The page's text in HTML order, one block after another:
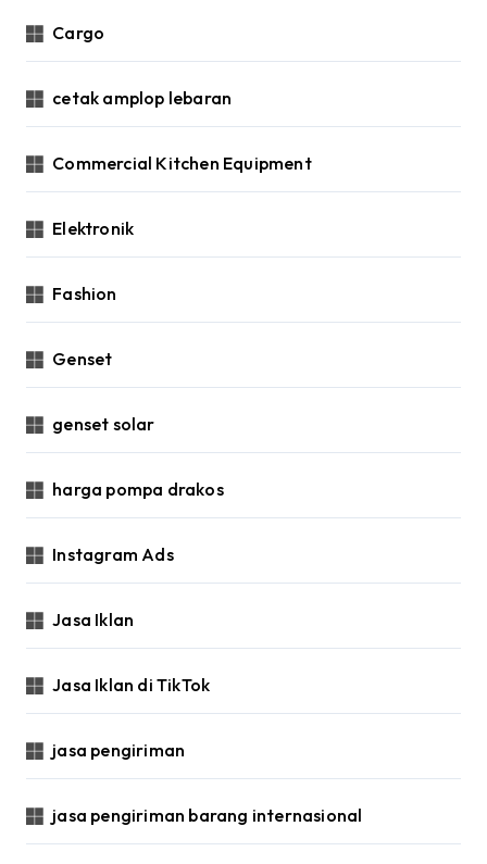
Cargo
cetak amplop lebaran
Commercial Kitchen Equipment
Elektronik
Fashion
Genset
genset solar
harga pompa drakos
Instagram Ads
Jasa Iklan
Jasa Iklan di TikTok
jasa pengiriman
jasa pengiriman barang internasional